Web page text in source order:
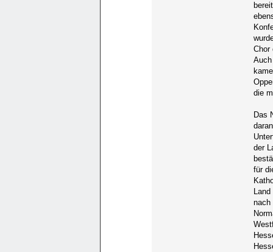
Chor
die
Das
der
für
nach